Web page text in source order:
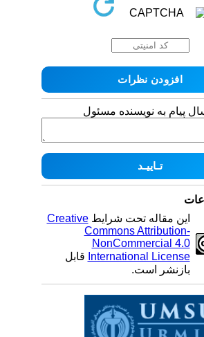
پیام به نویسنده مسئول
این مقاله تحت شرایطCreative
Commons Attribution-
NonCommercial 4.0
International Licenseقابل
بازنشر است.